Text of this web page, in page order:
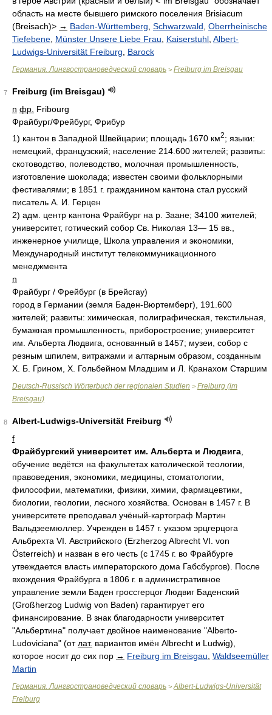
область на месте бывшего римского поселения Brisiacum
(Breisach)> → Baden-Württemberg Schwarzwald Oberrheinische
Tiefebene Münster Unsere Liebe Frau Kaiserstuhl Albert-
Ludwigs-Universität Freiburg
Barock
Германия. Лингвострановедческий словарь > Freiburg im Breisgau
7
Freiburg (im Breisgau)
n фр. Fribourg
Фрайбург/Фрейбург, Фрибур
1) кантон в Западной Швейцарии; площадь 1670 км2; языки:
немецкий, французский; население 214.600 жителей; развиты:
скотоводство, полеводство, молочная промышленность,
изготовление шоколада; известен своими фольклорными
фестивалями; в 1851 г. гражданином кантона стал русский
писатель А. И. Герцен
2) адм. центр кантона Фрайбург на р. Заане; 34100 жителей;
университет, готический собор Св. Николая 13— 15 вв.,
инженерное училище, Школа управления и экономики,
Международный институт телекоммуникационного
менеджмента
n
Фрайбург / Фрейбург (в Брейсгау)
город в Германии (земля Баден-Вюртемберг), 191.600
жителей; развиты: химическая, полиграфическая, текстильная,
бумажная промышленность, приборостроение; университет
им. Альберта Людвига, основанный в 1457; музеи, собор с
резным шпилем, витражами и алтарным образом, созданным
X. Б. Грином, X. Гольбейном Младшим и Л. Кранахом Старшим
Deutsch-Russisch Wörterbuch der regionalen Studien > Freiburg (im
Breisgau)
8
Albert-Ludwigs-Universität Freiburg
f
Фрайбургский университет им. Альберта и Людвига
обучение ведётся на факультетах католической теологии,
правоведения, экономики, медицины, стоматологии,
философии, математики, физики, химии, фармацевтики,
биологии, геологии, лесного хозяйства. Основан в 1457 г. В
университете преподавал учёный-картограф Мартин
Вальдзеемюллер. Учрежден в 1457 г. указом эрцгерцога
Альбрехта VI. Австрийского (Erzherzog Albrecht VI. von
Österreich) и назван в его честь (с 1745 г. во Фрайбурге
утвеждается власть императорского дома Габсбургов). После
вхождения Фрайбурга в 1806 г. в административное
управление земли Баден гроссгерцог Людвиг Баденский
(Großherzog Ludwig von Baden) гарантирует его
финансирование. В знак благодарности университет
"Альбертина" получает двойное наименование "Alberto-
Ludoviciana" (от лат. вариантов имён Albrecht и Ludwig),
которое носит до сих пор → Freiburg im Breisgau Waldseemüller
Martin
Германия. Лингвострановедческий словарь > Albert-Ludwigs-Universität
Freiburg